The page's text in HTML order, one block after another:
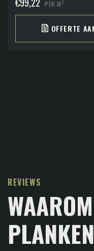
PER M2
OFFERTE
REVIEWS
WAAROM